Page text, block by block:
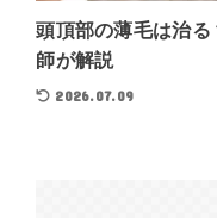
頭頂部の薄毛は治
師が解説
2026.07.09